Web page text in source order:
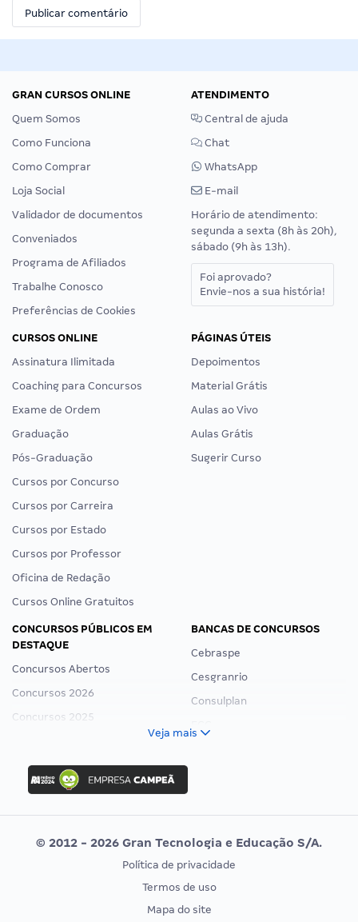
GRAN CURSOS ONLINE
Quem Somos
Como Funciona
Como Comprar
Loja Social
Validador de documentos
Conveniados
Programa de Afiliados
Trabalhe Conosco
Preferências de Cookies
ATENDIMENTO
Central de ajuda
Chat
WhatsApp
E-mail
Horário de atendimento:
segunda a sexta (8h às 20h),
sábado (9h às 13h).
Foi aprovado?
Envie-nos a sua história!
CURSOS ONLINE
Assinatura Ilimitada
Coaching para Concursos
Exame de Ordem
Graduação
Pós-Graduação
Cursos por Concurso
Cursos por Carreira
Cursos por Estado
Cursos por Professor
Oficina de Redação
Cursos Online Gratuitos
PÁGINAS ÚTEIS
Depoimentos
Material Grátis
Aulas ao Vivo
Aulas Grátis
Sugerir Curso
CONCURSOS PÚBLICOS EM
DESTAQUE
Concursos Abertos
Concursos 2026
Concursos 2025
Concurso Ibama
Concurso MPU
Editais publicados
BANCAS DE CONCURSOS
Cebraspe
Cesgranrio
Consulplan
Vunesp
CONCURSOS POR PROFISSÃO
EXAME DE ORDEM
Veja mais
© 2012 - 2026 Gran Tecnologia e Educação S/A.
Política de privacidade
Termos de uso
Mapa do site